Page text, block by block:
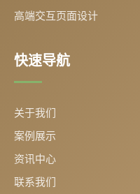
高端交互页面设计
快速导航
关于我们
案例展示
资讯中心
联系我们